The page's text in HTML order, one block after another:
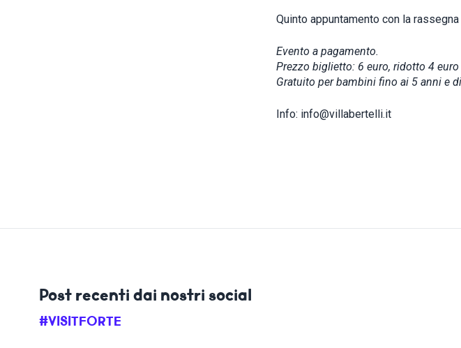
Quinto appuntamento con la
Evento a pagamento.
Prezzo biglietto: 6 euro, ridotto 4
Gratuito per bambini fino ai 5 anni e
Info: info@villabertelli.it
Post recenti dai nostri social
#VISITFORTE